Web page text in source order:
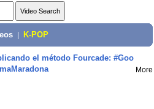
K-POP
el método Fourcade: #Goo
More